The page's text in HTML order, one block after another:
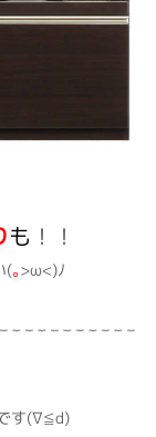
も ！！
(｡>ω<)ﾉ
す(∇≦d)